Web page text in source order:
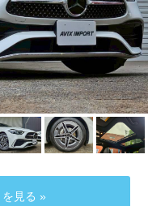
見る »